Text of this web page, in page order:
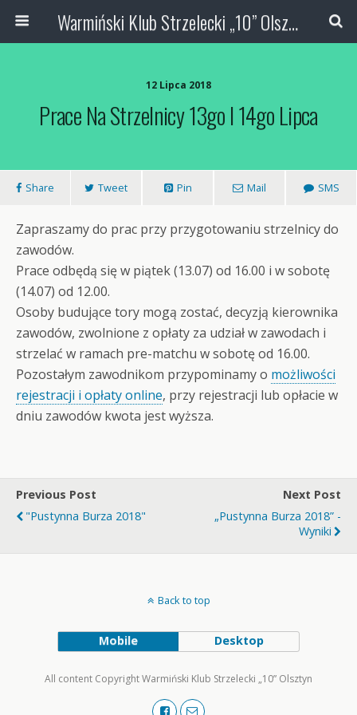
Warmiński Klub Strzelecki „10” Olsztyn
12 Lipca 2018
Prace Na Strzelnicy 13go I 14go Lipca
Share Tweet Pin Mail SMS
Zapraszamy do prac przy przygotowaniu strzelnicy do
zawodów.
Prace odbędą się w piątek (13.07) od 16.00 i w sobotę
(14.07) od 12.00.
Osoby budujące tory mogą zostać, decyzją kierownika
zawodów, zwolnione z opłaty za udział w zawodach i
strzelać w ramach pre-matchu w sobotę od 16.00.
Pozostałym zawodnikom przypominamy o możliwości
rejestracji i opłaty online, przy rejestracji lub opłacie w
dniu zawodów kwota jest wyższa.
Previous Post
"Pustynna Burza 2018"
Next Post
„Pustynna Burza 2018” -
Wyniki
Back to top
Mobile Desktop
All content Copyright Warmiński Klub Strzelecki „10” Olsztyn